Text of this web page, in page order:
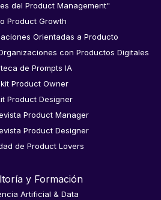
del Product Management"
Product Growth
Orientadas a Producto
con Productos Digitales
de Prompts IA
Product Owner
Product Designer
Product Manager
Product Designer
de Product Lovers
y Formación
Artificial & Data